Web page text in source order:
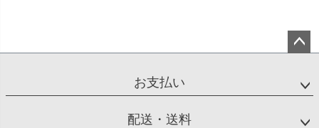
ップ
お支払い
配送・送料